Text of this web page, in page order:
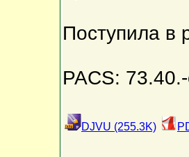
Поступила в
PACS:
DJVU (255.3K)